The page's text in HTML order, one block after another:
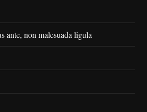
ante, non malesuada ligula